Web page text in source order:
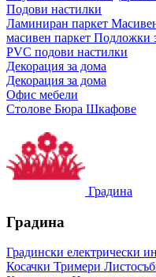
Подови настилки
Ламиниран паркет
масивен паркет Подложки
PVC подови настилки
Декорация за дома
Декорация за дома
Офис мебели
Столове Бюра Шкафове
Градина
Градина
Градински електрически
Косачки Тримери